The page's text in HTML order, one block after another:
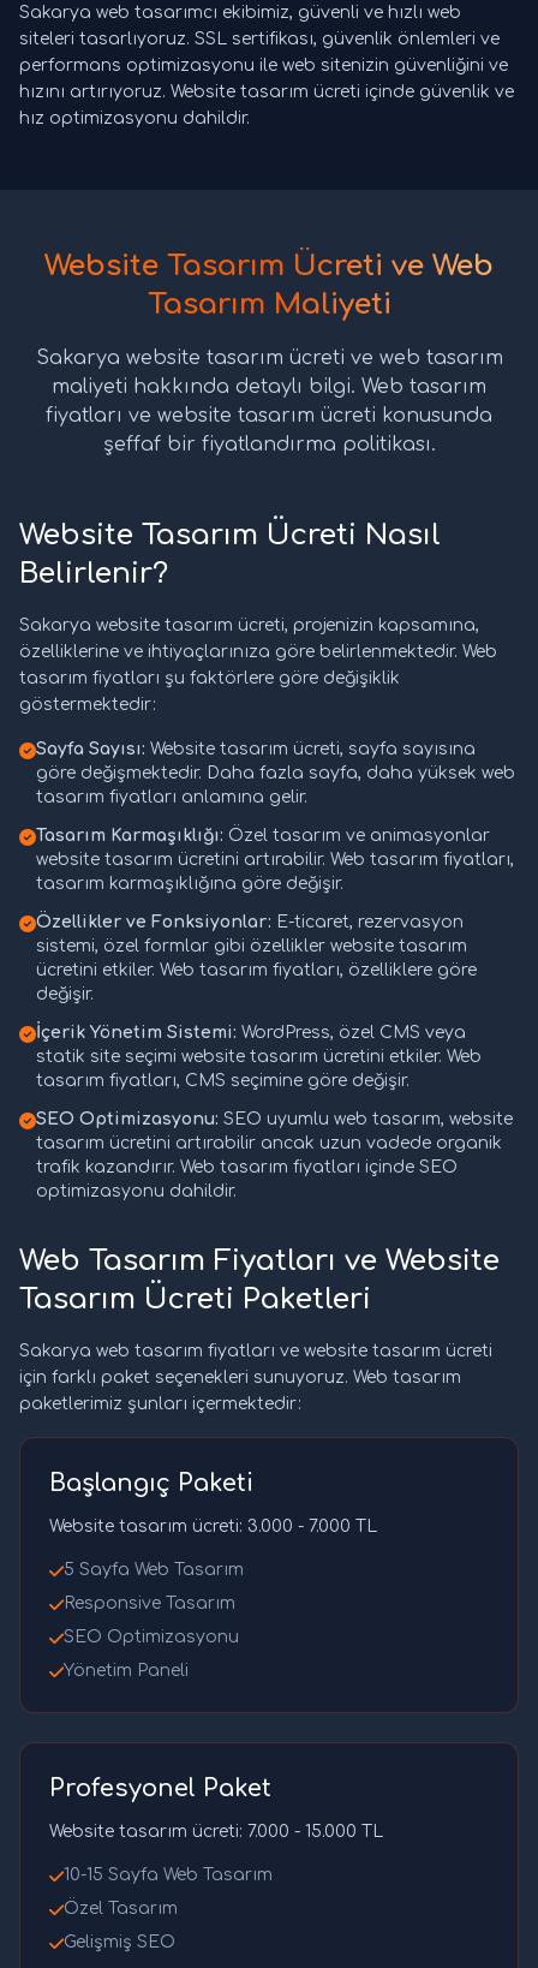
Sakarya web tasarımcı ekibimiz, güvenli ve hızlı web
siteleri tasarlıyoruz. SSL sertifikası, güvenlik önlemleri ve
performans optimizasyonu ile web sitenizin güvenliğini ve
hızını artırıyoruz. Website tasarım ücreti içinde güvenlik ve
hız optimizasyonu dahildir.
Website Tasarım Ücreti ve Web
Tasarım Maliyeti
Sakarya website tasarım ücreti ve web tasarım
maliyeti hakkında detaylı bilgi. Web tasarım
fiyatları ve website tasarım ücreti konusunda
şeffaf bir fiyatlandırma politikası.
Website Tasarım Ücreti Nasıl
Belirlenir?
Sakarya website tasarım ücreti, projenizin kapsamına,
özelliklerine ve ihtiyaçlarınıza göre belirlenmektedir. Web
tasarım fiyatları şu faktörlere göre değişiklik
göstermektedir:
Sayfa Sayısı: Website tasarım ücreti, sayfa sayısına
göre değişmektedir. Daha fazla sayfa, daha yüksek web
tasarım fiyatları anlamına gelir.
Tasarım Karmaşıklığı: Özel tasarım ve animasyonlar
website tasarım ücretini artırabilir. Web tasarım fiyatları,
tasarım karmaşıklığına göre değişir.
Özellikler ve Fonksiyonlar: E-ticaret, rezervasyon
sistemi, özel formlar gibi özellikler website tasarım
ücretini etkiler. Web tasarım fiyatları, özelliklere göre
değişir.
İçerik Yönetim Sistemi: WordPress, özel CMS veya
statik site seçimi website tasarım ücretini etkiler. Web
tasarım fiyatları, CMS seçimine göre değişir.
SEO Optimizasyonu: SEO uyumlu web tasarım, website
tasarım ücretini artırabilir ancak uzun vadede organik
trafik kazandırır. Web tasarım fiyatları içinde SEO
optimizasyonu dahildir.
Web Tasarım Fiyatları ve Website
Tasarım Ücreti Paketleri
Sakarya web tasarım fiyatları ve website tasarım ücreti
için farklı paket seçenekleri sunuyoruz. Web tasarım
paketlerimiz şunları içermektedir:
Başlangıç Paketi
Website tasarım ücreti: 3.000 - 7.000 TL
5 Sayfa Web Tasarım
Responsive Tasarım
SEO Optimizasyonu
Yönetim Paneli
Profesyonel Paket
Website tasarım ücreti: 7.000 - 15.000 TL
10-15 Sayfa Web Tasarım
Özel Tasarım
Gelişmiş SEO